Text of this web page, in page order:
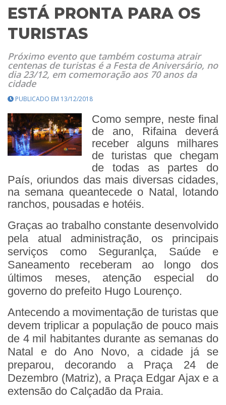
ESTÁ PRONTA PARA OS
TURISTAS
Próximo evento que também costuma atrair
centenas de turistas é a Festa de Aniversário, no
dia 23/12, em comemoração aos 70 anos da
cidade
PUBLICADO EM 13/12/2018
Como sempre, neste final
de ano, Rifaina deverá
receber alguns milhares
de turistas que chegam
de todas as partes do
País, oriundos das mais diversas cidades,
na semana queantecede o Natal, lotando
ranchos, pousadas e hotéis.
Graças ao trabalho constante desenvolvido
pela atual administração, os principais
serviços como Seguranlça, Saúde e
Saneamento receberam ao longo dos
últimos meses, atenção especial do
governo do prefeito Hugo Lourenço.
Antecendo a movimentação de turistas que
devem triplicar a população de pouco mais
de 4 mil habitantes durante as semanas do
Natal e do Ano Novo, a cidade já se
preparou, decorando a Praça 24 de
Dezembro (Matriz), a Praça Edgar Ajax e a
extensão do Calçadão da Praia.